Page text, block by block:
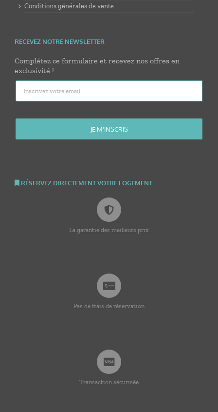
Conditions générales de vente
RECEVEZ NOTRE NEWSLETTER
Complétez ce formulaire et recevez nos offres en
exclusivité !
RÉSERVEZ DIRECTEMENT VOTRE LOGEMENT
La garantie des meilleurs prix
Pas de frais de réservation
Transaction sécurisée